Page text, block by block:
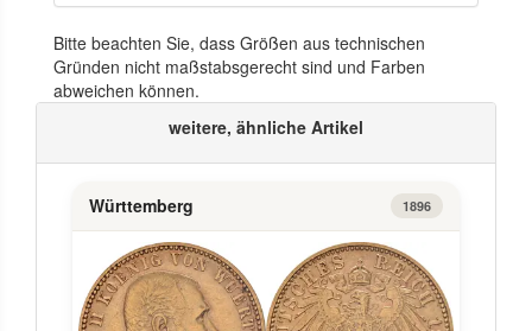
Bitte beachten Sie, dass Größen aus technischen
Gründen nicht maßstabsgerecht sind und Farben
abweichen können.
weitere, ähnliche Artikel
Württemberg 1896